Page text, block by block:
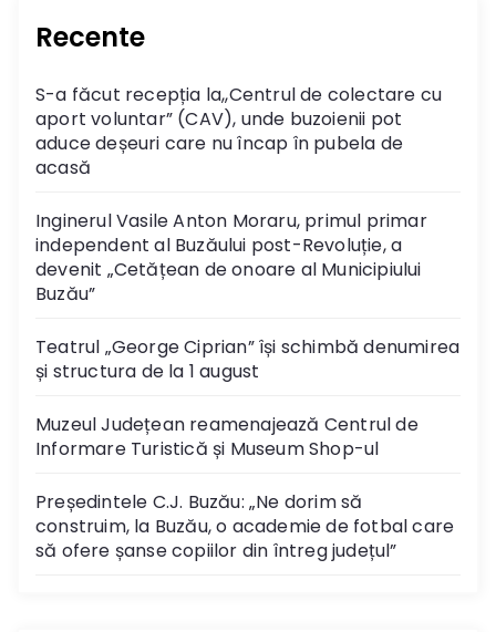
Recente
S-a făcut recepția la,,Centrul de colectare cu
aport voluntar” (CAV), unde buzoienii pot
aduce deșeuri care nu încap în pubela de
acasă
Inginerul Vasile Anton Moraru, primul primar
independent al Buzăului post-Revoluție, a
devenit „Cetățean de onoare al Municipiului
Buzău”
Teatrul „George Ciprian” își schimbă denumirea
și structura de la 1 august
Muzeul Județean reamenajează Centrul de
Informare Turistică și Museum Shop-ul
Președintele C.J. Buzău: „Ne dorim să
construim, la Buzău, o academie de fotbal care
să ofere șanse copiilor din întreg județul”